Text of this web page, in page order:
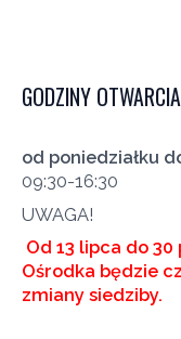
GODZINY
od poniedziałku
09:30-16:30
UWAGA!
Od 13 lipca do
Ośrodka będzie
zmiany siedziby.